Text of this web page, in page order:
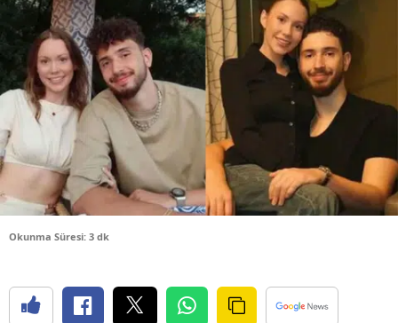
Bitlis
Bolu
Burdur
Bursa
Çanakkale
Çankırı
Diyarbakır
Okunma Süresi: 3 dk